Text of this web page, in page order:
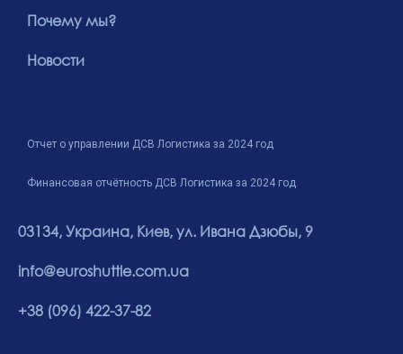
Почему мы?
Новости
Отчет о управлении ДСВ Логистика за 2024 год
Финансовая отчётность ДСВ Логистика за 2024 год
03134, Украина, Киев, ул. Ивана Дзюбы, 9
info@euroshuttle.com.ua
+38 (096) 422-37-82